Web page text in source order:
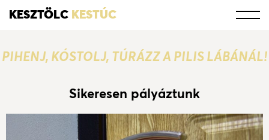
KESZTÖLC KESTÚC
PIHENJ, KÓSTOLJ, TÚRÁZZ A PILIS LÁBÁNÁL!
Sikeresen pályáztunk